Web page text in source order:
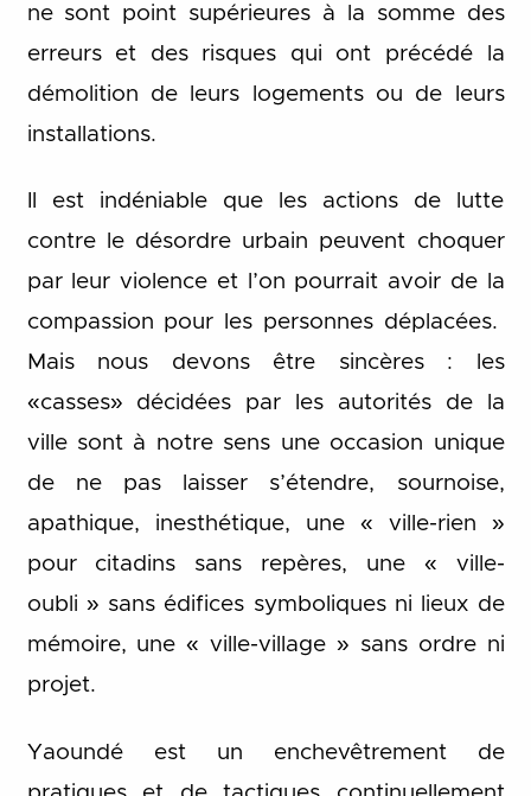
ne sont point supérieures à la somme des
erreurs et des risques qui ont précédé la
démolition de leurs logements ou de leurs
installations.
Il est indéniable que les actions de lutte
contre le désordre urbain peuvent choquer
par leur violence et l’on pourrait avoir de la
compassion pour les personnes déplacées.
Mais nous devons être sincères : les
«casses» décidées par les autorités de la
ville sont à notre sens une occasion unique
de ne pas laisser s’étendre, sournoise,
apathique, inesthétique, une « ville-rien »
pour citadins sans repères, une « ville-
oubli » sans édifices symboliques ni lieux de
mémoire, une « ville-village » sans ordre ni
projet.
Yaoundé est un enchevêtrement de